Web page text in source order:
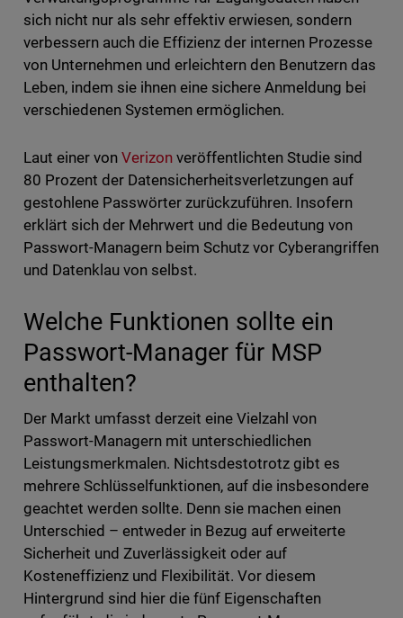
sich nicht nur als sehr effektiv erwiesen, sondern
verbessern auch die Effizienz der internen Prozesse
von Unternehmen und erleichtern den Benutzern das
Leben, indem sie ihnen eine sichere Anmeldung bei
verschiedenen Systemen ermöglichen.
Laut einer von Verizonveröffentlichten Studie sind
80 Prozent der Datensicherheitsverletzungen auf
gestohlene Passwörter zurückzuführen. Insofern
erklärt sich der Mehrwert und die Bedeutung von
Passwort-Managern beim Schutz vor Cyberangriffen
und Datenklau von selbst.
Welche Funktionen sollte ein
Passwort-Manager für MSP
enthalten?
Der Markt umfasst derzeit eine Vielzahl von
Passwort-Managern mit unterschiedlichen
Leistungsmerkmalen. Nichtsdestotrotz gibt es
mehrere Schlüsselfunktionen, auf die insbesondere
geachtet werden sollte. Denn sie machen einen
Unterschied – entweder in Bezug auf erweiterte
Sicherheit und Zuverlässigkeit oder auf
Kosteneffizienz und Flexibilität. Vor diesem
Hintergrund sind hier die fünf Eigenschaften